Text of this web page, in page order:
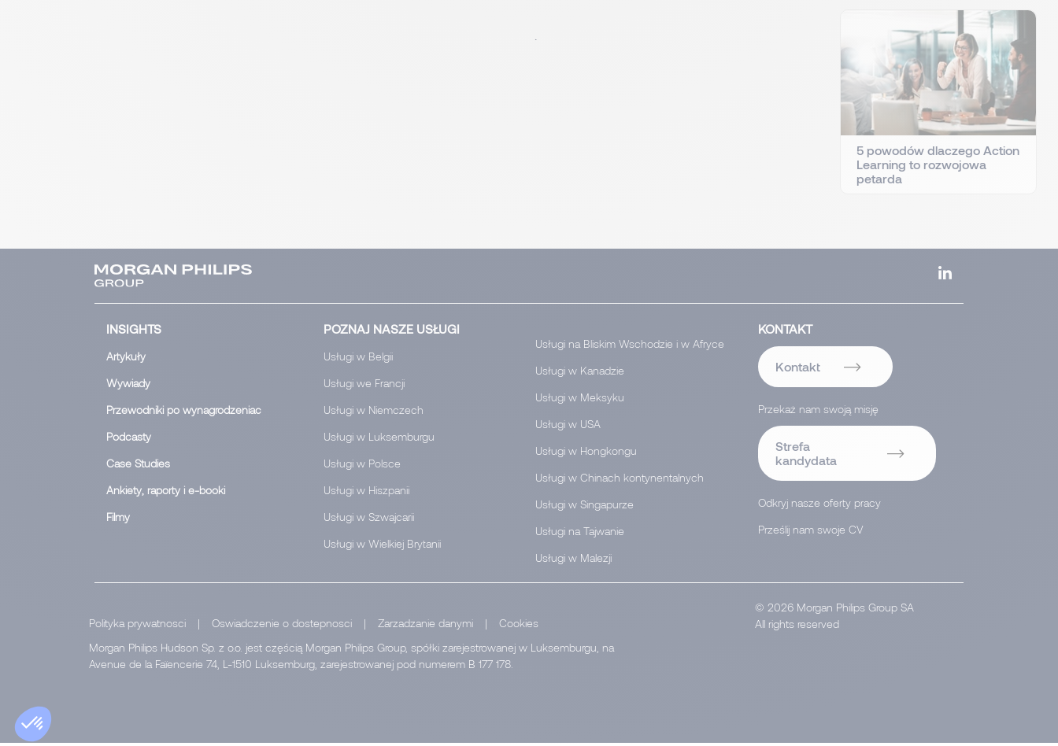
5 powodów dlaczego Action
Learning to rozwojowa
petarda
INSIGHTS
Artykuły
Wywiady
Przewodniki po wynagrodzeniac
Podcasty
Case Studies
Ankiety, raporty i e-booki
Filmy
POZNAJ NASZE USŁUGI
Usługi w Belgii
Usługi we Francji
Usługi w Niemczech
Usługi w Luksemburgu
Usługi w Polsce
Usługi w Hiszpanii
Usługi w Szwajcarii
Usługi w Wielkiej Brytanii
Usługi na Bliskim Wschodzie i w Afryce
Usługi w Kanadzie
Usługi w Meksyku
Usługi w USA
Usługi w Hongkongu
Usługi w Chinach kontynentalnych
Usługi w Singapurze
Usługi na Tajwanie
Usługi w Malezji
KONTAKT
Kontakt
Przekaż nam swoją misję
Strefa
kandydata
Odkryj nasze oferty pracy
Prześlij nam swoje CV
Polityka prywatnosci | Oswiadczenie o dostepnosci | Zarzadzanie danymi |
Cookies
Morgan Philips Hudson Sp. z o.o. jest częścią Morgan Philips Group, spółki zarejestrowanej w Luksemburgu, na
Avenue de la Faïencerie 74, L-1510 Luksemburg, zarejestrowanej pod numerem B 177 178.
© 2026 Morgan Philips Group SA
All rights reserved